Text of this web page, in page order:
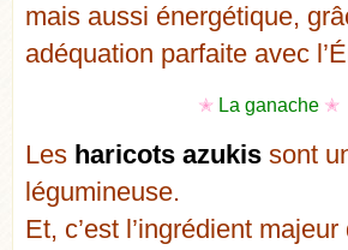
mais aussi énergétique,
adéquation parfaite avec
✭ La ganache ✭
Les haricots azukis sont
légumineuse.
Et, c’est l’ingrédient majeur